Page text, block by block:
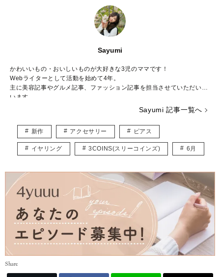
Sayumi
かわいいもの・おいしいものが大好きな3児のママです！
Webライターとして活動を始めて4年。
主に美容記事やグルメ記事、ファッション記事を担当させていただいて
います。
読者のみなさまに、「こんな情報知りたかった」「読んでよかった」と
思っていただけるような記事を作成できればいいなと思っています♡
日本化粧品検定3級
Instagram： https://www.instagram.com/ayumimsr
Sayumi 記事一覧へ
新作 アクセサリー ピアス
イヤリング 3COINS(スリーコインズ) 6月
Share